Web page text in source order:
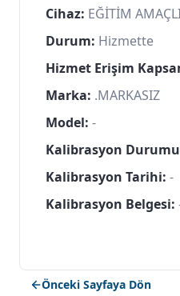
Cihaz: EĞİTİM
Durum: Hizmette
Hizmet Erişim
Marka: .MARKASIZ
Model: -
Kalibrasyon
Kalibrasyon Tarihi: -
Kalibrasyon Belgesi:
Önceki Sayfaya Dön